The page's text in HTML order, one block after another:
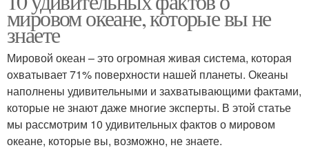
мировом океане, которые вы не
знаете
Мировой океан – это огромная живая система, которая
охватывает 71% поверхности нашей планеты. Океаны
наполнены удивительными и захватывающими фактами,
которые не знают даже многие эксперты. В этой статье
мы рассмотрим 10 удивительных фактов о мировом
океане, которые вы, возможно, не знаете.